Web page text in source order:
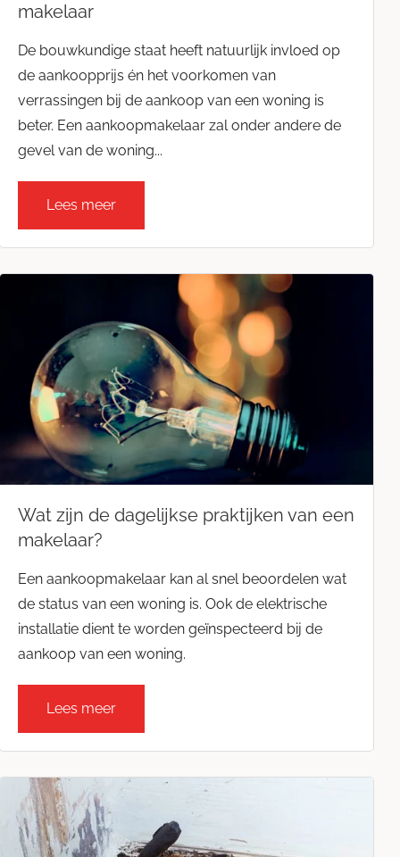
makelaar
De bouwkundige staat heeft natuurlijk invloed op
de aankoopprijs én het voorkomen van
verrassingen bij de aankoop van een woning is
beter. Een aankoopmakelaar zal onder andere de
gevel van de woning...
Lees meer
Wat zijn de dagelijkse praktijken van een
makelaar?
Een aankoopmakelaar kan al snel beoordelen wat
de status van een woning is. Ook de elektrische
installatie dient te worden geïnspecteerd bij de
aankoop van een woning.
Lees meer